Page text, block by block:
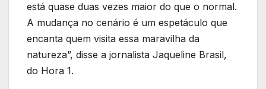
está quase duas vezes maior do que o normal.
A mudança no cenário é um espetáculo que
encanta quem visita essa maravilha da
natureza”, disse a jornalista Jaqueline Brasil,
do Hora 1.